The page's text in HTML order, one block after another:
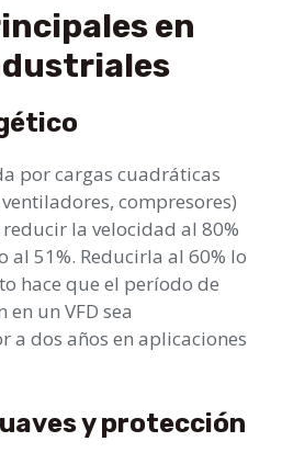
en
por cargas cuadráticas
compresores)
reducir la velocidad al 80%
al 51%. Reducirla al 60% lo
hace que el período de
un VFD sea
dos años en aplicaciones
y protección